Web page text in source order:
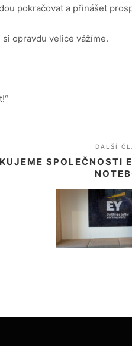
pokračovat a přinášet
opravdu velice vážíme.
DALŠÍ
SPOLEČNOSTI